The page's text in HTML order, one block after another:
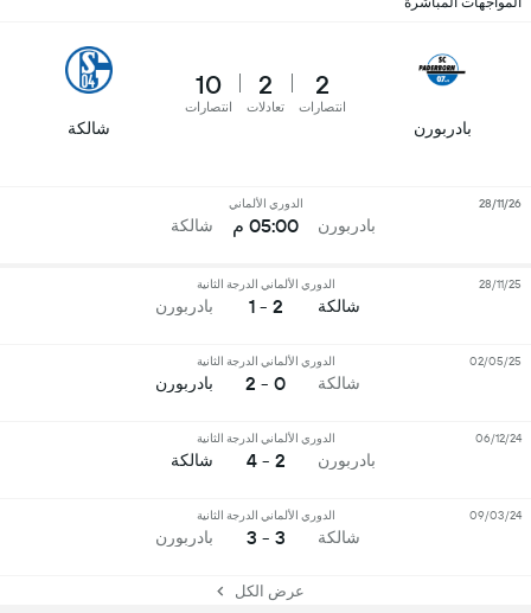
بادربورن
2
انتصارات
2
تعادلات
10
انتصارات
شالكة
بادربورن
الدوري الألماني
05:00 م شالكة
28/11/26
شالكة
الدوري الألماني الدرجة الثانية
2 - 1 بادربورن
28/11/25
شالكة
الدوري الألماني الدرجة الثانية
0 - 2 بادربورن
02/05/25
بادربورن
الدوري الألماني الدرجة الثانية
2 - 4 شالكة
06/12/24
شالكة
الدوري الألماني الدرجة الثانية
3 - 3 بادربورن
09/03/24
عرض الكل